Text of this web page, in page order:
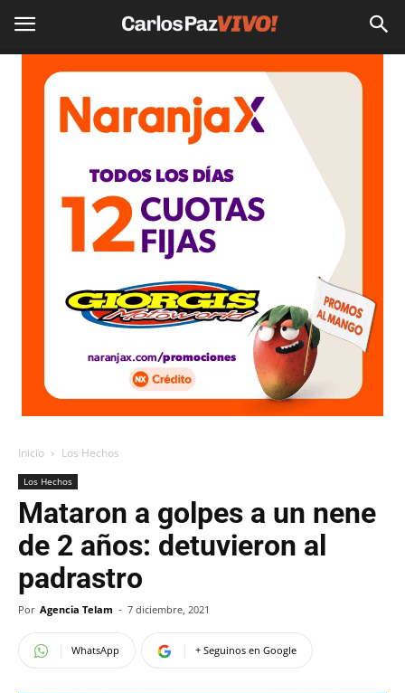
Inicio Los Hechos
Los Hechos
Mataron a golpes a un nene
de 2 años: detuvieron al
padrastro
Por Agencia Telam - 7 diciembre, 2021
WhatsApp + Seguinos en Google